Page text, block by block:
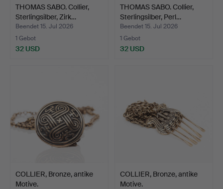
THOMAS SABO. Collier,
Sterlingsilber, Zirk…
Beendet 15. Jul 2026
1 Gebot
32 USD
THOMAS SABO. Collier,
Sterlingsilber, Perl…
Beendet 15. Jul 2026
1 Gebot
32 USD
COLLIER, Bronze, antike
Motive.
COLLIER, Bronze, antike
Motive.